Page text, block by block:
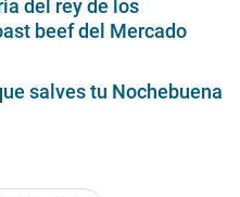
del rey de los
beef del Mercado
salves tu Nochebuena